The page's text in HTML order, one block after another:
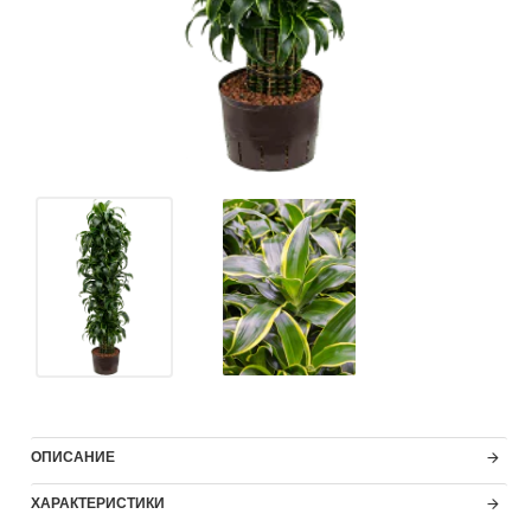
ОПИСАНИЕ
ХАРАКТЕРИСТИКИ